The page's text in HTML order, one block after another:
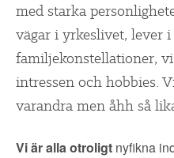
ENAD RÖST
PARTILEDARE
med starka
vägar i yrkeslivet, lever
familjekonstellationer,
intressen och hobbies.
varandra men åhh så
Vi är alla otroligt nyfikna